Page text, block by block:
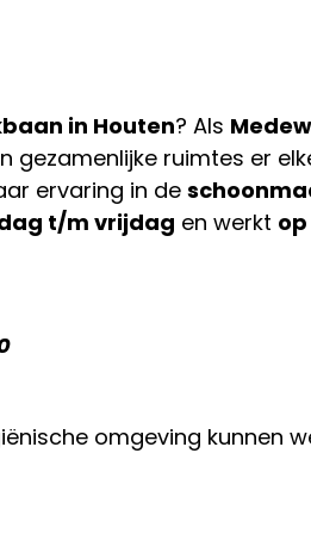
in Houten? Als
gezamenlijke ruimtes er
ervaring in de
t/m vrijdag en werkt
omgeving kunnen